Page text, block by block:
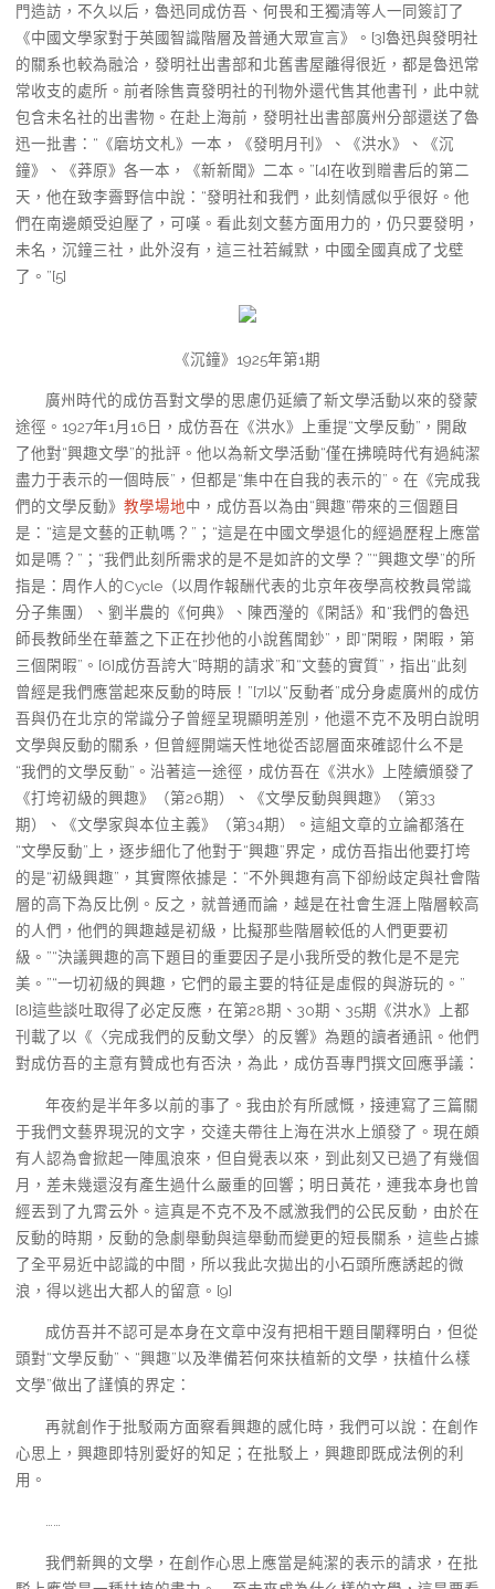
門造訪，不久以后，魯迅同成仿吾、何畏和王獨清等人一同簽訂了
《中國文學家對于英國智識階層及普通大眾宣言》。[3]魯迅與發明社
的關系也較為融洽，發明社出書部和北舊書屋離得很近，都是魯迅常
常收支的處所。前者除售賣發明社的刊物外還代售其他書刊，此中就
包含未名社的出書物。在赴上海前，發明社出書部廣州分部還送了魯
迅一批書：“《磨坊文札》一本，《發明月刊》、《洪水》、《沉
鐘》、《莽原》各一本，《新新聞》二本。”[4]在收到贈書后的第二
天，他在致李霽野信中說：“發明社和我們，此刻情感似乎很好。他
們在南邊頗受迫壓了，可嘆。看此刻文藝方面用力的，仍只要發明，
未名，沉鐘三社，此外沒有，這三社若緘默，中國全國真成了戈壁
了。”[5]
《沉鐘》1925年第1期
廣州時代的成仿吾對文學的思慮仍延續了新文學活動以來的發蒙
途徑。1927年1月16日，成仿吾在《洪水》上重提“文學反動”，開啟
了他對“興趣文學”的批評。他以為新文學活動“僅在拂曉時代有過純潔
盡力于表示的一個時辰”，但都是“集中在自我的表示的”。在《完成我
們的文學反動》 教學場地中，成仿吾以為由“興趣”帶來的三個題目
是：“這是文藝的正軌嗎？”；“這是在中國文學退化的經過歷程上應當
如是嗎？”；“我們此刻所需求的是不是如許的文學？”“興趣文學”的所
指是：周作人的Cycle（以周作報酬代表的北京年夜學高校教員常識
分子集團）、劉半農的《何典》、陳西瀅的《閑話》和“我們的魯迅
師長教師坐在華蓋之下正在抄他的小說舊聞鈔”，即“閑暇，閑暇，第
三個閑暇”。[6]成仿吾誇大“時期的請求”和“文藝的實質”，指出“此刻
曾經是我們應當起來反動的時辰！”[7]以“反動者”成分身處廣州的成仿
吾與仍在北京的常識分子曾經呈現顯明差別，他還不克不及明白說明
文學與反動的關系，但曾經開端天性地從否認層面來確認什么不是
“我們的文學反動”。沿著這一途徑，成仿吾在《洪水》上陸續頒發了
《打垮初級的興趣》（第26期）、《文學反動與興趣》（第33
期）、《文學家與本位主義》（第34期）。這組文章的立論都落在
“文學反動”上，逐步細化了他對于“興趣”界定，成仿吾指出他要打垮
的是“初級興趣”，其實際依據是：“不外興趣有高下卻紛歧定與社會階
層的高下為反比例。反之，就普通而論，越是在社會生涯上階層較高
的人們，他們的興趣越是初級，比擬那些階層較低的人們更要初
級。”“決議興趣的高下題目的重要因子是小我所受的教化是不是完
美。”“一切初級的興趣，它們的最主要的特征是虛假的與游玩的。”
[8]這些談吐取得了必定反應，在第28期、30期、35期《洪水》上都
刊載了以《〈完成我們的反動文學〉的反響》為題的讀者通訊。他們
對成仿吾的主意有贊成也有否決，為此，成仿吾專門撰文回應爭議：
年夜約是半年多以前的事了。我由於有所感慨，接連寫了三篇關
于我們文藝界現況的文字，交達夫帶往上海在洪水上頒發了。現在頗
有人認為會掀起一陣風浪來，但自覺表以來，到此刻又已過了有幾個
月，差未幾還沒有產生過什么嚴重的回響；明日黃花，連我本身也曾
經丟到了九霄云外。這真是不克不及不感激我們的公民反動，由於在
反動的時期，反動的急劇舉動與這舉動而變更的短長關系，這些占據
了全平易近中認識的中間，所以我此次拋出的小石頭所應誘起的微
浪，得以逃出大都人的留意。[9]
成仿吾并不認可是本身在文章中沒有把相干題目闡釋明白，但從
頭對“文學反動”、“興趣”以及準備若何來扶植新的文學，扶植什么樣
文學”做出了謹慎的界定：
再就創作于批駁兩方面察看興趣的感化時，我們可以說：在創作
心思上，興趣即特別愛好的知足；在批駁上，興趣即既成法例的利
用。
我們新興的文學，在創作心思上應當是純潔的表示的請求，在批